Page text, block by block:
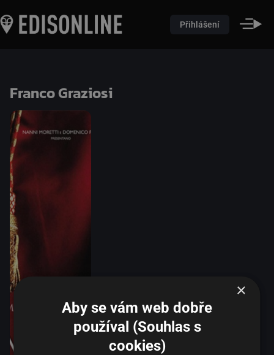
Přihlášení
Franco Graziosi
×
Aby se vám web dobře
používal (Souhlas s
cookies)